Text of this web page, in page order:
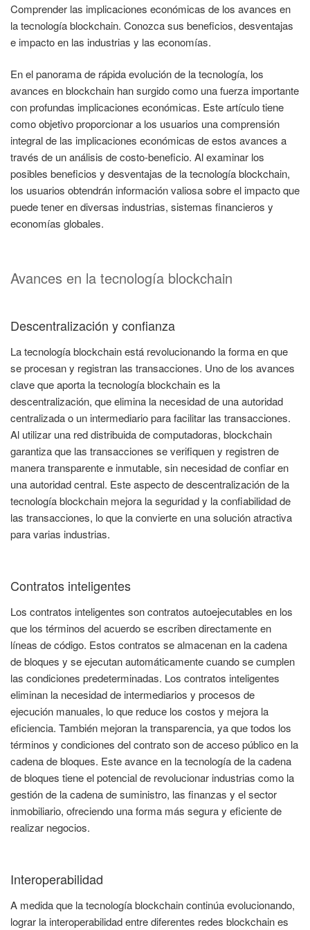
Comprender las implicaciones económicas de los avances en
la tecnología blockchain. Conozca sus beneficios, desventajas
e impacto en las industrias y las economías.
En el panorama de rápida evolución de la tecnología, los
avances en blockchain han surgido como una fuerza importante
con profundas implicaciones económicas. Este artículo tiene
como objetivo proporcionar a los usuarios una comprensión
integral de las implicaciones económicas de estos avances a
través de un análisis de costo-beneficio. Al examinar los
posibles beneficios y desventajas de la tecnología blockchain,
los usuarios obtendrán información valiosa sobre el impacto que
puede tener en diversas industrias, sistemas financieros y
economías globales.
Avances en la tecnología blockchain
Descentralización y confianza
La tecnología blockchain está revolucionando la forma en que
se procesan y registran las transacciones. Uno de los avances
clave que aporta la tecnología blockchain es la
descentralización, que elimina la necesidad de una autoridad
centralizada o un intermediario para facilitar las transacciones.
Al utilizar una red distribuida de computadoras, blockchain
garantiza que las transacciones se verifiquen y registren de
manera transparente e inmutable, sin necesidad de confiar en
una autoridad central. Este aspecto de descentralización de la
tecnología blockchain mejora la seguridad y la confiabilidad de
las transacciones, lo que la convierte en una solución atractiva
para varias industrias.
Contratos inteligentes
Los contratos inteligentes son contratos autoejecutables en los
que los términos del acuerdo se escriben directamente en
líneas de código. Estos contratos se almacenan en la cadena
de bloques y se ejecutan automáticamente cuando se cumplen
las condiciones predeterminadas. Los contratos inteligentes
eliminan la necesidad de intermediarios y procesos de
ejecución manuales, lo que reduce los costos y mejora la
eficiencia. También mejoran la transparencia, ya que todos los
términos y condiciones del contrato son de acceso público en la
cadena de bloques. Este avance en la tecnología de la cadena
de bloques tiene el potencial de revolucionar industrias como la
gestión de la cadena de suministro, las finanzas y el sector
inmobiliario, ofreciendo una forma más segura y eficiente de
realizar negocios.
Interoperabilidad
A medida que la tecnología blockchain continúa evolucionando,
lograr la interoperabilidad entre diferentes redes blockchain es